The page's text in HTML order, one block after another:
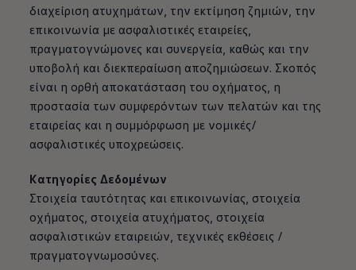
διαχείριση ατυχημάτων, την εκτίμηση ζημιών, την
επικοινωνία με ασφαλιστικές εταιρείες,
πραγματογνώμονες και συνεργεία, καθώς και την
υποβολή και διεκπεραίωση αποζημιώσεων. Σκοπός
είναι η ορθή αποκατάσταση του οχήματος, η
προστασία των συμφερόντων των πελατών και της
εταιρείας και η συμμόρφωση με νομικές/
ασφαλιστικές υποχρεώσεις.
Κατηγορίες Δεδομένων
Στοιχεία ταυτότητας και επικοινωνίας, στοιχεία
οχήματος, στοιχεία ατυχήματος, στοιχεία
ασφαλιστικών εταιρειών, τεχνικές εκθέσεις /
πραγματογνωμοσύνες.